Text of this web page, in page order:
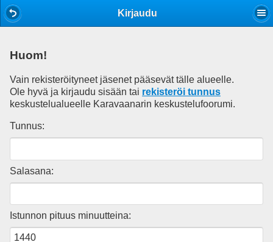
Kirjaudu
Huom!
Vain rekisteröityneet jäsenet pääsevät tälle alueelle.
Ole hyvä ja kirjaudu sisään tai rekisteröi tunnus
keskustelualueelle Karavaanarin keskustelufoorumi.
Tunnus:
Salasana:
Istunnon pituus minuutteina: